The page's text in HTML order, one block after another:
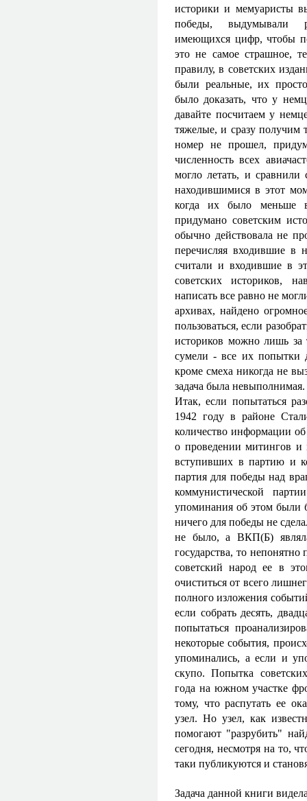
историки и мемуаристы
победы, выдумывали
имеющихся цифр, чтобы
это не самое страшное,
правилу, в советских
были реальные, их
было доказать, что у
давайте посчитаем у
тяжелые, и сразу получим
номер не прошел,
численность всех
могло летать, и
находившимися в этот
когда их было меньше
придумано советским
обычно действовала не
перечисляя входившие в
считали и входившие в
советских историков,
написать все равно не
архивах, найдено
пользоваться, если
историков можно лишь за
сумели - все их попытки
кроме смеха никогда не
задача была невыполнимая.
Итак, если попытаться
1942 году в районе
количество информации
о проведении митингов и
вступивших в партию и
партия для победы над
коммунистической
упоминания об этом были
ничего для победы не
не было, а ВКП(Б)
государства, то
советский народ ее в
очиститься от всего
полного изложения
если собрать десять,
попытаться
некоторые события,
упоминались, а если и
скупо. Попытка
года на южном участке
тому, что распутать ее
узел. Но узел, как
помогают "разрубить"
сегодня, несмотря на то,
таки публикуются и
Задача данной книги